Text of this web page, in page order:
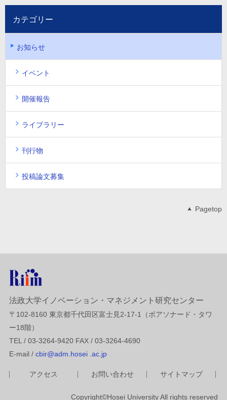
カテゴリー
お知らせ
イベント
開催報告
ライブラリー
刊行物
投稿論文募集
Pagetop
法政大学イノベーション・マネジメント研究センター
〒102-8160 東京都千代田区富士見2-17-1（ボアソナード・タワ
ー18階）
TEL / 03-3264-9420 FAX / 03-3264-4690
E-mail / cbir@adm.hosei .ac.jp
アクセス お問い合わせ サイトマップ
Copyright©Hosei University All rights reserved